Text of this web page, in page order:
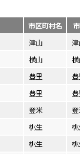
市区町村名
津山
横山
豊里
豊里
登米
桃生
桃生